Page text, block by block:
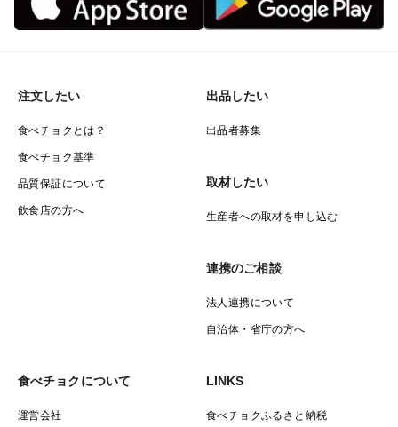
注文したい
食べチョクとは？
食べチョク基準
品質保証について
飲食店の方へ
出品したい
出品者募集
取材したい
生産者への取材を申し込む
連携のご相談
法人連携について
自治体・省庁の方へ
食べチョクについて
運営会社
LINKS
食べチョクふるさと納税